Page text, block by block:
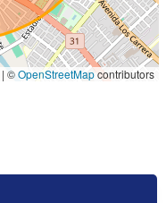
| ©OpenStreetMapcontributors